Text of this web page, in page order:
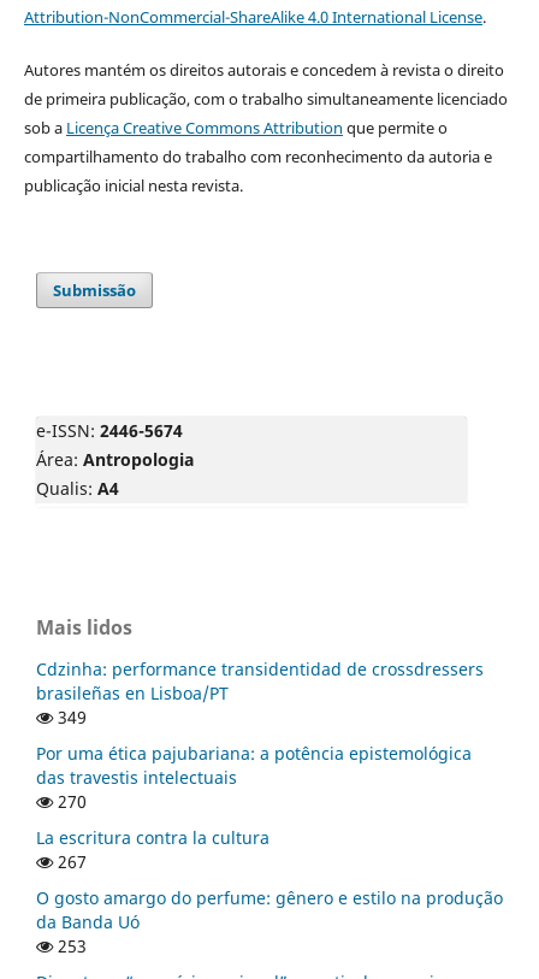
Attribution-NonCommercial-ShareAlike 4.0 International License.
Autores mantém os direitos autorais e concedem à revista o direito
de primeira publicação, com o trabalho simultaneamente licenciado
sob a Licença Creative Commons Attribution que permite o
compartilhamento do trabalho com reconhecimento da autoria e
publicação inicial nesta revista.
Submissão
e-ISSN: 2446-5674
Área: Antropologia
Qualis: A4
Mais lidos
Cdzinha: performance transidentidad de crossdressers
brasileñas en Lisboa/PT
349
Por uma ética pajubariana: a potência epistemológica
das travestis intelectuais
270
La escritura contra la cultura
267
O gosto amargo do perfume: gênero e estilo na produção
da Banda Uó
253